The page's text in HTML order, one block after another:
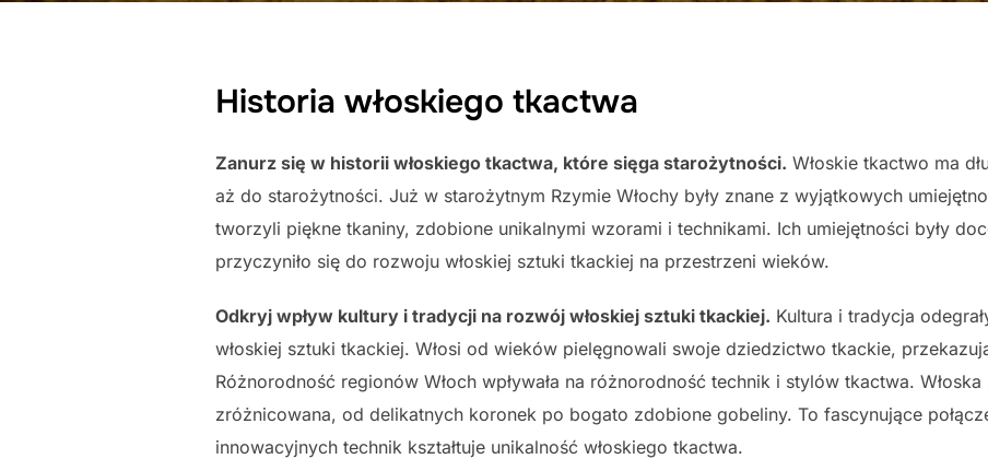
Historia włoskiego tkactwa
Zanurz się w historii włoskiego tkactwa, które sięga starożytności. Włoskie tkactwo ma
aż do starożytności. Już w starożytnym Rzymie Włochy były znane z wyjątkowych
tworzyli piękne tkaniny, zdobione unikalnymi wzorami i technikami. Ich umiejętności były
przyczyniło się do rozwoju włoskiej sztuki tkackiej na przestrzeni wieków.
Odkryj wpływ kultury i tradycji na rozwój włoskiej sztuki tkackiej. Kultura i tradycja
włoskiej sztuki tkackiej. Włosi od wieków pielęgnowali swoje dziedzictwo tkackie,
Różnorodność regionów Włoch wpływała na różnorodność technik i stylów tkactwa.
zróżnicowana, od delikatnych koronek po bogato zdobione gobeliny. To fascynujące
innowacyjnych technik kształtuje unikalność włoskiego tkactwa.